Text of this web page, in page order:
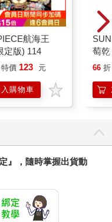
航海王
定版) 114
特價 123 元
入購物車
萄乾
66 折
』，隨時掌握出貨動